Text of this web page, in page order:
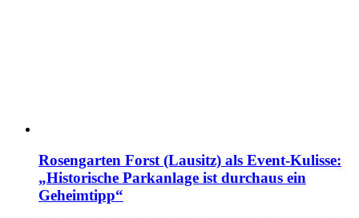
Rosengarten Forst (Lausitz) als Event-Kulisse:
„Historische Parkanlage ist durchaus ein
Geheimtipp“